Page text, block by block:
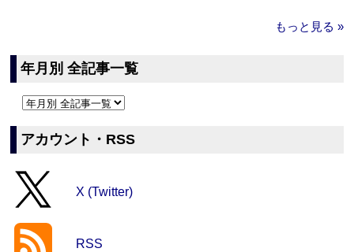
もっと見る »
年月別 全記事一覧
アカウント・RSS
X (Twitter)
RSS